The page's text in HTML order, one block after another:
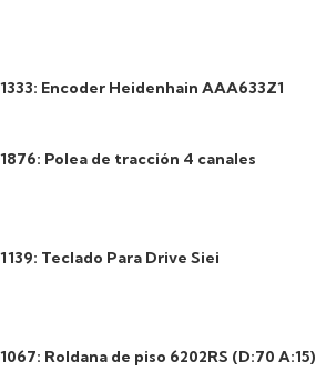
1333: Encoder Heidenhain AAA633Z1
1876: Polea de tracción 4 canales
1139: Teclado Para Drive Siei
1067: Roldana de piso 6202RS (D:70 A:15)